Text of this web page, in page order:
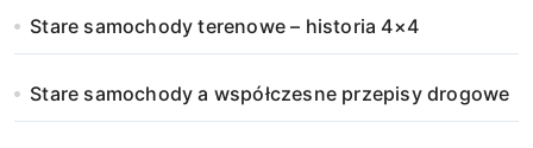
Stare samochody terenowe – historia 4×4
Stare samochody a współczesne przepisy drogowe